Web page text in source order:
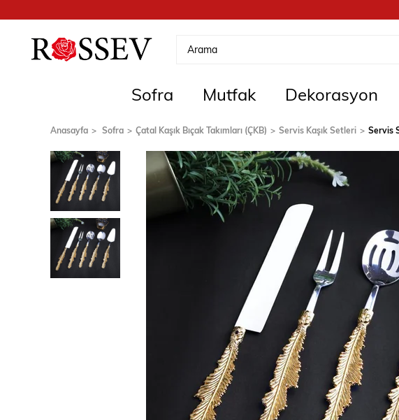
Sofra Mutfak Dekorasyon
Anasayfa Sofra Çatal Kaşık Bıçak Takımları (ÇKB) Servis Kaşık Setleri Servis